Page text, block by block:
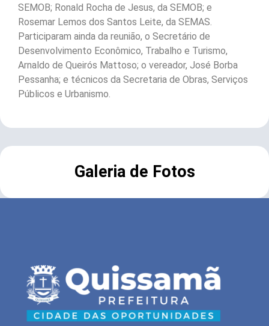
SEMOB; Ronald Rocha de Jesus, da SEMOB; e
Rosemar Lemos dos Santos Leite, da SEMAS.
Participaram ainda da reunião, o Secretário de
Desenvolvimento Econômico, Trabalho e Turismo,
Arnaldo de Queirós Mattoso; o vereador, José Borba
Pessanha; e técnicos da Secretaria de Obras, Serviços
Públicos e Urbanismo.
Galeria de Fotos